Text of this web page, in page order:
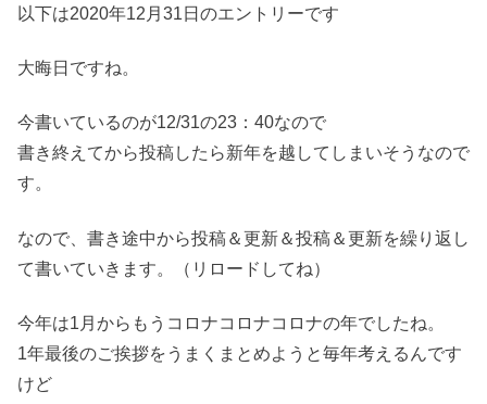
以下は2020年12月31日のエントリーです
大晦日ですね。
今書いているのが12/31の23：40なので
書き終えてから投稿したら新年を越してしまいそうなので
す。
なので、書き途中から投稿＆更新＆投稿＆更新を繰り返し
て書いていきます。（リロードしてね）
今年は1月からもうコロナコロナコロナの年でしたね。
1年最後のご挨拶をうまくまとめようと毎年考えるんです
けど